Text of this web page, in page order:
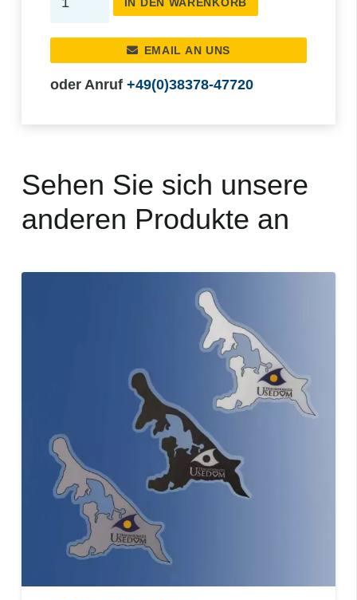
IN DEN WARENKORB
EMAIL AN UNS
oder Anruf +49(0)38378-47720
Sehen Sie sich unsere
anderen Produkte an